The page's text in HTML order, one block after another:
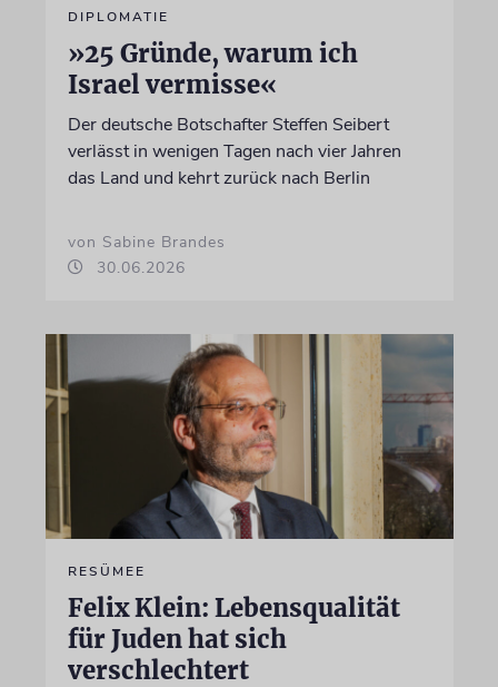
DIPLOMATIE
»25 Gründe, warum ich
Israel vermisse«
Der deutsche Botschafter Steffen Seibert
verlässt in wenigen Tagen nach vier Jahren
das Land und kehrt zurück nach Berlin
von Sabine Brandes
30.06.2026
RESÜMEE
Felix Klein: Lebensqualität
für Juden hat sich
verschlechtert